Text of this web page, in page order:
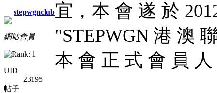
stepwgnclub
網站會員
UID
23195
帖子
宜，本 會 遂 於
"STEPWGN 港 澳
本 會 正 式 會 員